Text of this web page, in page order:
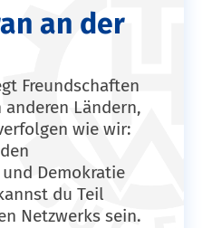
an der
Freundschaften
Ländern,
wie wir:
Demokratie
du Teil
Netzwerks sein.